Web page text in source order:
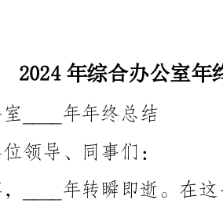
综合办公室____年年终总结